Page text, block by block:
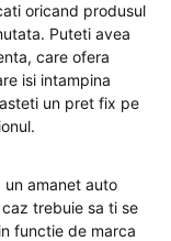
oricand produsul
Puteti avea
care ofera
isi intampina
un pret fix pe
un amanet auto
trebuie sa ti se
functie de marca